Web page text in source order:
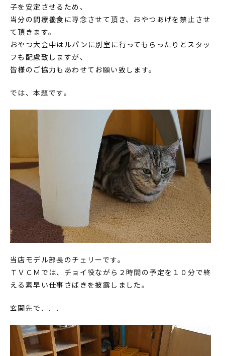
子を安定させるため、
当分の間療養食に専念させて頂き、おやつあげを禁止させ
て頂きます。
おやつ大会中はルパンに別室に行ってもらったりとスタッ
フも配慮致しますが、
皆様のご協力もあわせてお願い致します。
では、本題です。
当店モデル部長のチェリーです。
ＴＶＣＭでは、チョイ役ながら２時間の予定を１０分で終
える素早い仕事さばきを披露しました。
玄関先で．．．